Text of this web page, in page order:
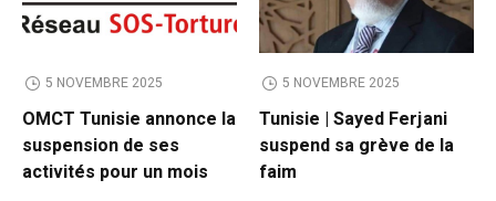
5 NOVEMBRE 2025
OMCT Tunisie annonce la
suspension de ses
activités pour un mois
5 NOVEMBRE 2025
Tunisie | Sayed Ferjani
suspend sa grève de la
faim